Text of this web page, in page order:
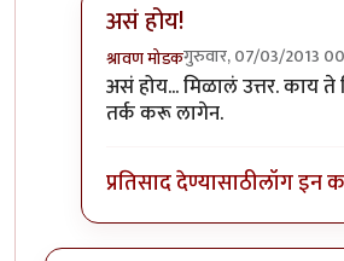
असं होय!
श्रावण मोडकगुरुवार, 07/03/2013
In reply toहा प्रश्न तुम्हाला
असं होय... मिळालं उत्तर. काय ते
तर्क करू लागेन.
प्रतिसाद देण्यासाठीलॉग इन